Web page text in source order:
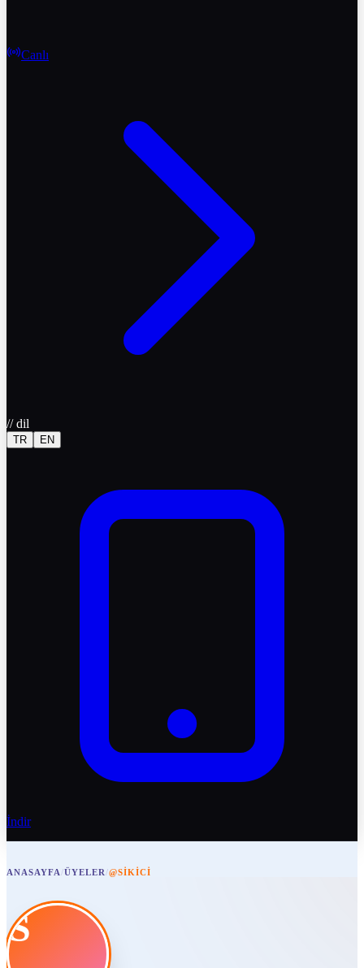
Canlı
//dil
TR EN
İndir
ANASAYFA/ÜYELER/@SIKICI
S